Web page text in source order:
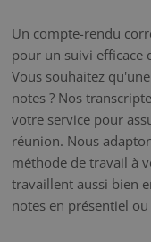
Un compte-rendu
pour un suivi efficace
Vous souhaitez
notes ? Nos
votre service pour
réunion. Nous
méthode de travail à
travaillent aussi bien
notes en présentiel